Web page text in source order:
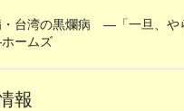
台湾の黒爛病 ―「一旦、や
ームズ
報